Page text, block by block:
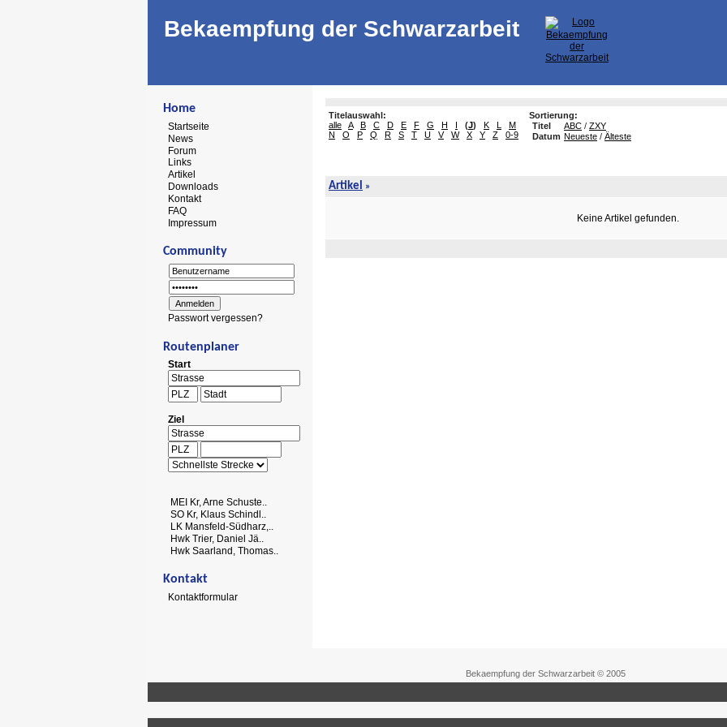
Bekaempfung der Schwarzarbeit
Home
Startseite
News
Forum
Links
Artikel
Downloads
Kontakt
FAQ
Impressum
Community
Passwort vergessen?
Routenplaner
Start
Ziel
MEI Kr, Arne Schuste..
SO Kr, Klaus Schindl..
LK Mansfeld-Südharz,..
Hwk Trier, Daniel Jä..
Hwk Saarland, Thomas..
Kontakt
Kontaktformular
Titelauswahl:
alle
A B C D E F G H I (J) K L
M
N
O P Q R S T U V W X Y Z 0-9
Sortierung:
Titel
ABC / ZXY
Datum Neueste / Älteste
Artikel »
Keine Artikel gefunden.
Bekaempfung der Schwarzarbeit © 2005